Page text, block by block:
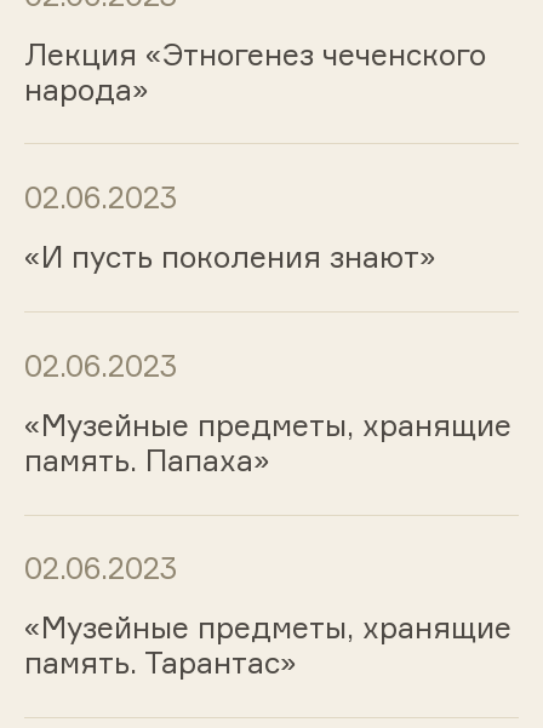
Лекция «Этногенез чеченского
народа»
02.06.2023
«И пусть поколения знают»
02.06.2023
«Музейные предметы, хранящие
память. Папаха»
02.06.2023
«Музейные предметы, хранящие
память. Тарантас»